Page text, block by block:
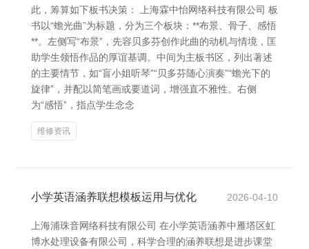
此，筹算如下板书决策： 上海霖中怡网络科技有限公司 板
书以“蟾光曲”为标题，分为三个板块：**布景、骨子、感悟
**。左侧写“布景”，先容贝多芬创作此曲的动机与情境，匡
助学生领悟作品的厚谊基调。中间为主板书区，列出著述
的主要情节，如“盲小姐听琴”“贝多芬随心演奏”“蟾光下的
旋律”，并配以简笔画或要道词，增强直不雅性。右侧
为“感悟”，指点学生念念
维修资讯
小学英语涵养联想模板运用与优化 2026-04-10
上海浦珠音网络科技有限公司 在小学英语涵养中雁塔区虹
博水处理设备有限公司，科学合理的涵养联想是进步课堂